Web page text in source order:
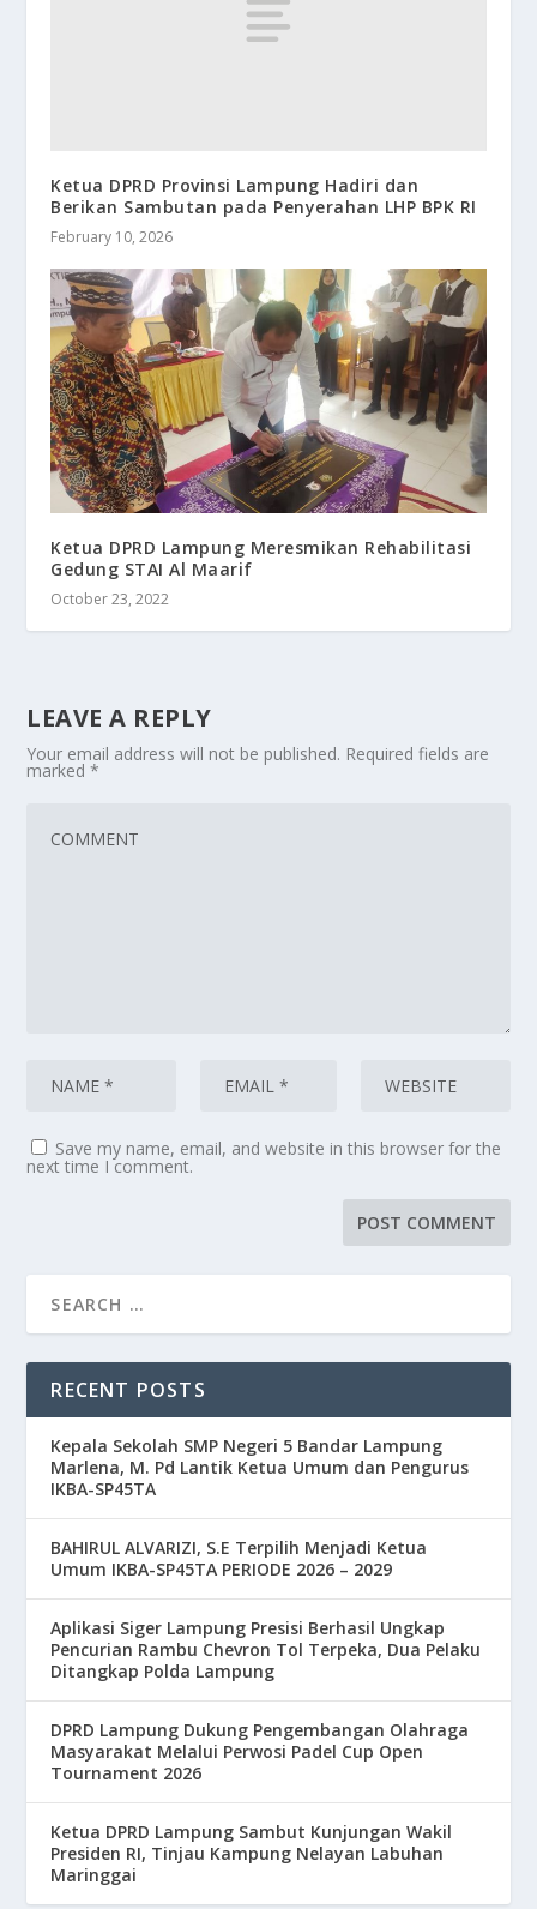
Ketua DPRD Provinsi Lampung Hadiri dan
Berikan Sambutan pada Penyerahan LHP BPK RI
February 10, 2026
Ketua DPRD Lampung Meresmikan Rehabilitasi
Gedung STAI Al Maarif
October 23, 2022
LEAVE A REPLY
Your email address will not be published. Required fields are
marked*
Save my name, email, and website in this browser for the
next time I comment.
RECENT POSTS
Kepala Sekolah SMP Negeri 5 Bandar Lampung
Marlena, M. Pd Lantik Ketua Umum dan Pengurus
IKBA-SP45TA
BAHIRUL ALVARIZI, S.E Terpilih Menjadi Ketua
Umum IKBA-SP45TA PERIODE 2026 – 2029
Aplikasi Siger Lampung Presisi Berhasil Ungkap
Pencurian Rambu Chevron Tol Terpeka, Dua Pelaku
Ditangkap Polda Lampung
DPRD Lampung Dukung Pengembangan Olahraga
Masyarakat Melalui Perwosi Padel Cup Open
Tournament 2026
Ketua DPRD Lampung Sambut Kunjungan Wakil
Presiden RI, Tinjau Kampung Nelayan Labuhan
Maringgai